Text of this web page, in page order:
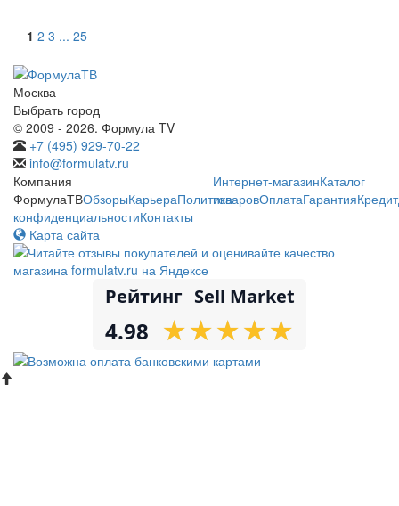
1 2 3 ... 25
Москва
Выбрать город
© 2009 - 2026. Формула TV
+7 (495) 929-70-22
info@formulatv.ru
Компания
ФормулаТВОбзорыКарьераПолитика
конфиденциальностиКонтакты
Интернет-магазинКаталог
товаровОплатаГарантияКредит
Карта сайта
Рейтинг Sell Market
4.98 ★
★★
★★
★★
★★
★